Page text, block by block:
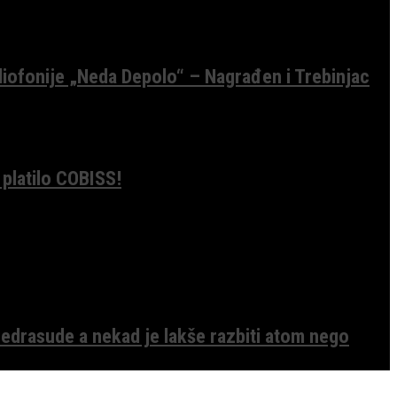
„Neda Depolo“ – Nagrađen i Trebinjac
COBISS!
a nekad je lakše razbiti atom nego